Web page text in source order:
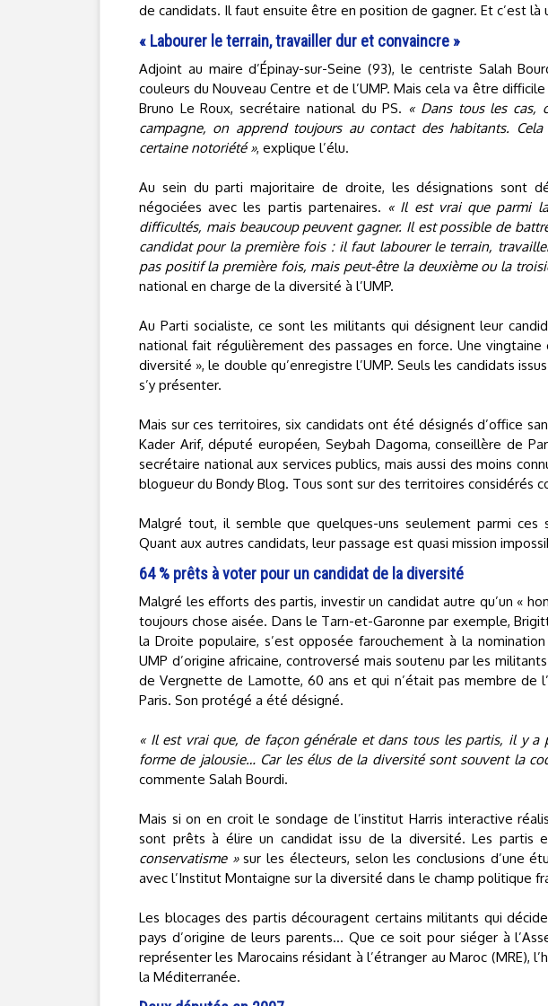
de candidats. Il faut ensuite être en position de gagner. Et c’est
« Labourer le terrain, travailler dur et convaincre »
Adjoint au maire d’Épinay-sur-Seine (93), le centriste Salah
couleurs du Nouveau Centre et de l’UMP. Mais cela va être
Bruno Le Roux, secrétaire national du PS. « Dans tous les cas,
campagne, on apprend toujours au contact des habitants.
certaine notoriété », explique l’élu.
Au sein du parti majoritaire de droite, les désignations sont
négociées avec les partis partenaires. « Il est vrai que parmi
difficultés, mais beaucoup peuvent gagner. Il est possible de
candidat pour la première fois : il faut labourer le terrain,
pas positif la première fois, mais peut-être la deuxième ou la
national en charge de la diversité à l’UMP.
Au Parti socialiste, ce sont les militants qui désignent leur
national fait régulièrement des passages en force. Une
diversité », le double qu’enregistre l’UMP. Seuls les candidats
s’y présenter.
Mais sur ces territoires, six candidats ont été désignés d’office
Kader Arif, député européen, Seybah Dagoma, conseillère de
secrétaire national aux services publics, mais aussi des moins
blogueur du Bondy Blog. Tous sont sur des territoires considérés
Malgré tout, il semble que quelques-uns seulement parmi
Quant aux autres candidats, leur passage est quasi mission
64 % prêts à voter pour un candidat de la diversité
Malgré les efforts des partis, investir un candidat autre qu’un «
toujours chose aisée. Dans le Tarn-et-Garonne par exemple,
la Droite populaire, s’est opposée farouchement à la
UMP d’origine africaine, controversé mais soutenu par les
de Vergnette de Lamotte, 60 ans et qui n’était pas membre de
Paris. Son protégé a été désigné.
« Il est vrai que, de façon générale et dans tous les partis, il y a
forme de jalousie… Car les élus de la diversité sont souvent la
commente Salah Bourdi.
Mais si on en croit le sondage de l’institut Harris interactive
sont prêts à élire un candidat issu de la diversité. Les partis
conservatisme »sur les électeurs, selon les conclusions d’une
avec l’Institut Montaigne sur la diversité dans le champ politique
Les blocages des partis découragent certains militants qui
pays d’origine de leurs parents… Que ce soit pour siéger à
représenter les Marocains résidant à l’étranger au Maroc (MRE),
la Méditerranée.